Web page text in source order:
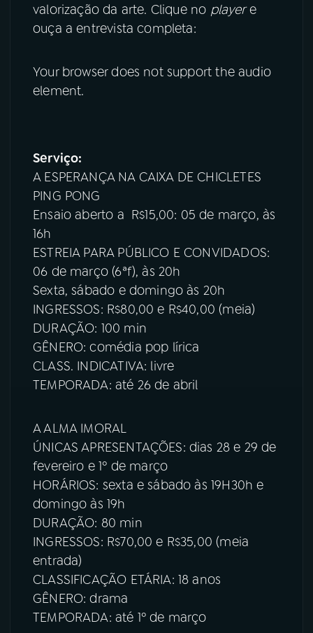
valorização da arte. Clique no playere
ouça a entrevista completa:
Your browser does not support the audio
element.
Serviço:
A ESPERANÇA NA CAIXA DE CHICLETES
PING PONG
Ensaio aberto a R$15,00: 05 de março, às
16h
ESTREIA PARA PÚBLICO E CONVIDADOS:
06 de março (6ªf), às 20h
Sexta, sábado e domingo às 20h
INGRESSOS: R$80,00 e R$40,00 (meia)
DURAÇÃO: 100 min
GÊNERO: comédia pop lírica
CLASS. INDICATIVA: livre
TEMPORADA: até 26 de abril
A ALMA IMORAL
ÚNICAS APRESENTAÇÕES: dias 28 e 29 de
fevereiro e 1º de março
HORÁRIOS: sexta e sábado às 19H30h e
domingo às 19h
DURAÇÃO: 80 min
INGRESSOS: R$70,00 e R$35,00 (meia
entrada)
CLASSIFICAÇÃO ETÁRIA: 18 anos
GÊNERO: drama
TEMPORADA: até 1º de março